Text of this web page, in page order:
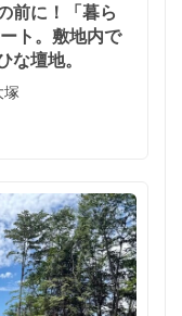
前に！「暮ら
ト。敷地内で
壇地。
塚